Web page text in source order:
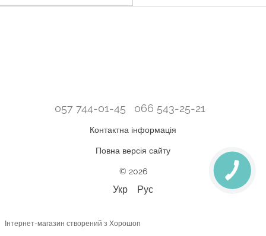
057 744-01-45 066 543-25-21
Контактна інформація
Повна версія сайту
© 2026
Укр Рус
Інтернет-магазин створений з Хорошоп